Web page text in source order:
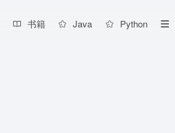
书籍 Java Python